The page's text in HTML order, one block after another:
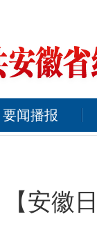
要闻播报
【安徽